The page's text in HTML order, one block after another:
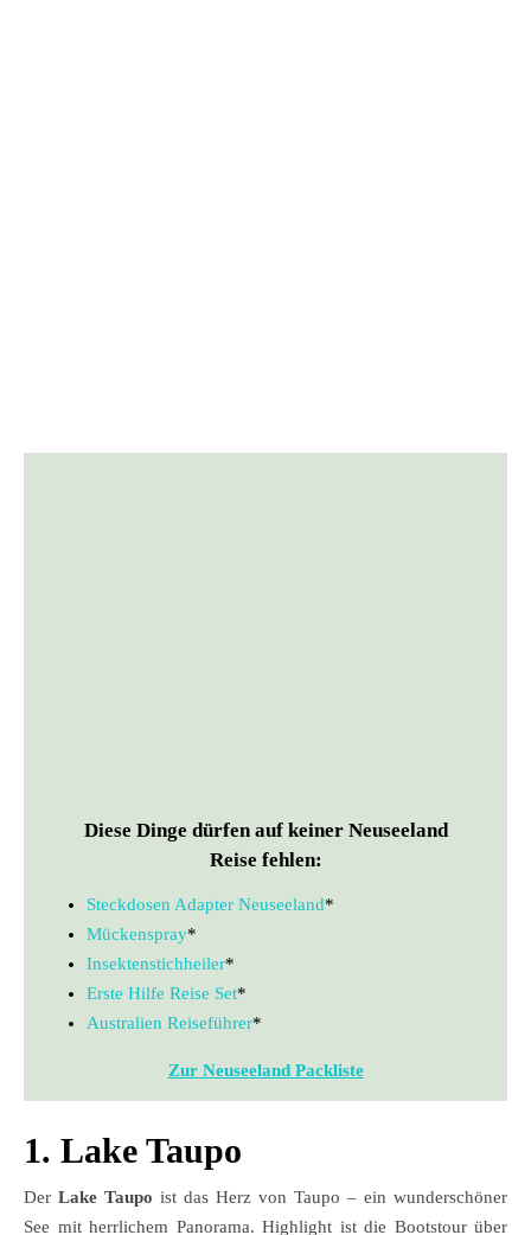
Diese Dinge dürfen auf keiner Neuseeland
Reise fehlen:
Steckdosen Adapter Neuseeland*
Mückenspray*
Insektenstichheiler*
Erste Hilfe Reise Set*
Australien Reiseführer*
Zur Neuseeland Packliste
1. Lake Taupo
Der Lake Taupo ist das Herz von Taupo – ein wunderschöner
See mit herrlichem Panorama. Highlight ist die Bootstour über